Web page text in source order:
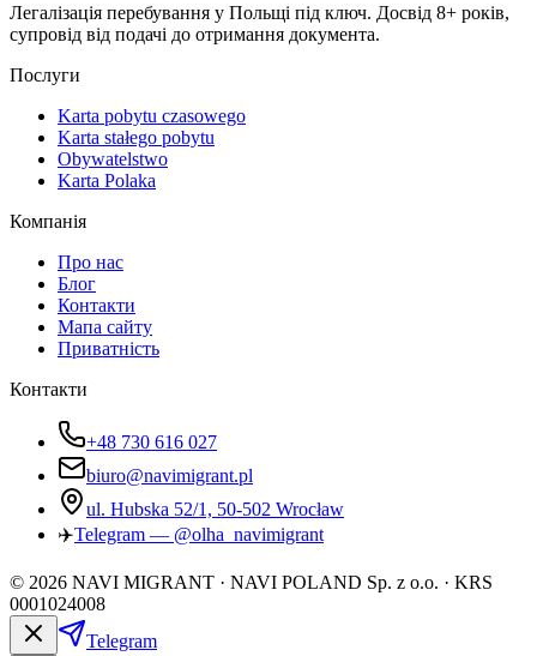
Легалізація перебування у Польщі під ключ. Досвід 8+ років,
супровід від подачі до отримання документа.
Послуги
Karta pobytu czasowego
Karta stałego pobytu
Obywatelstwo
Karta Polaka
Компанія
Про нас
Блог
Контакти
Мапа сайту
Приватність
Контакти
+48 730 616 027
biuro@navimigrant.pl
ul. Hubska 52/1, 50-502 Wrocław
✈️Telegram — @olha_navimigrant
© 2026 NAVI MIGRANT · NAVI POLAND Sp. z o.o. · KRS
0001024008
Telegram